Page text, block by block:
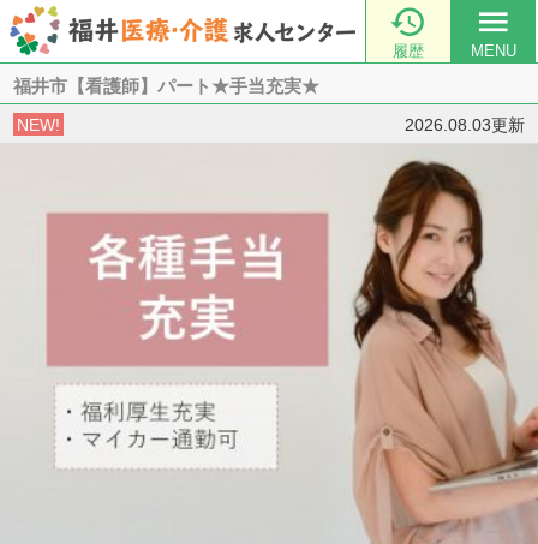

履歴
menu
MENU
福井市【看護師】パート★手当充実★
NEW! 2026.08.03更新